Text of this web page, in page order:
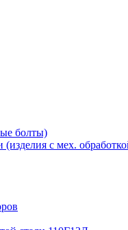
болты)
с мех.